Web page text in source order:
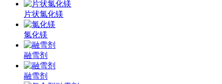
片状氯化镁
氯化镁
融雪剂
融雪剂